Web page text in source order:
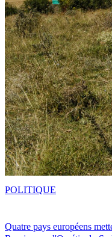
Quatre pays européens
POLITIQUE